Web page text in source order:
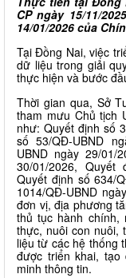
CP ngày 15/11/
14/01/2026 của
Tại Đồng Nai, việc
dữ liệu trong giải
thực hiện và bước
Thời gian qua, Sở
tham mưu Chủ tịch
như: Quyết định số
số 53/QĐ-UBND
UBND ngày 29/01/
30/01/2026, Quyết
Quyết định số 634/
1014/QĐ-UBND
đơn vị, địa phương
thủ tục hành chính,
thực, nuôi con nuôi,
liệu từ các hệ thống
được triển khai,
minh thông tin.